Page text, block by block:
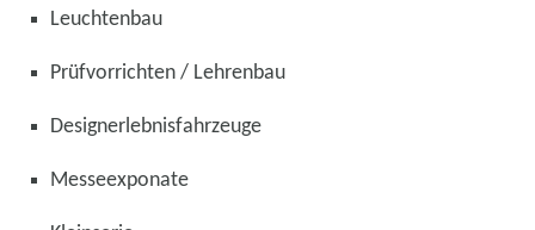
Leuchtenbau
Prüfvorrichten / Lehrenbau
Designerlebnisfahrzeuge
Messeexponate